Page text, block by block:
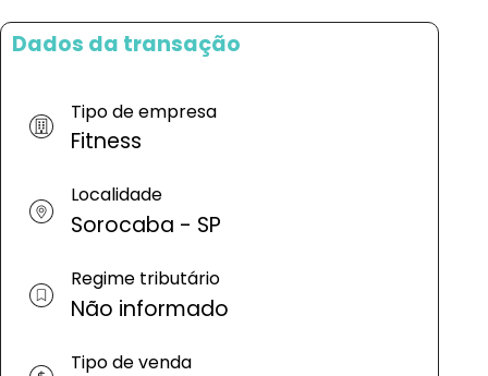
Dados da transação
Tipo de empresa
Fitness
Localidade
Sorocaba - SP
Regime tributário
Não informado
Tipo de venda